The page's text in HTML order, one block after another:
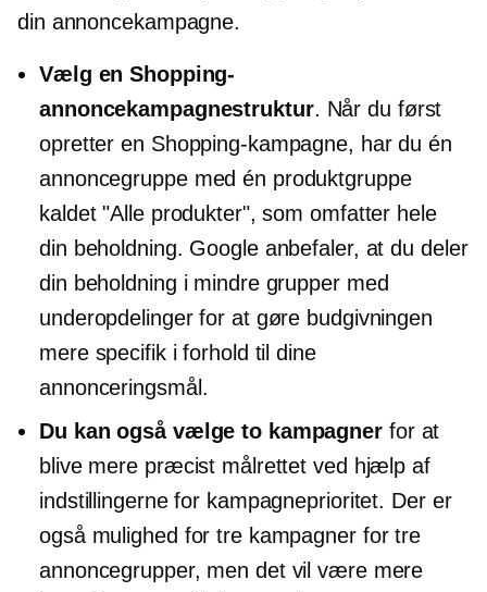
din annoncekampagne.
Vælg en Shopping-
annoncekampagnestruktur. Når du først
opretter en Shopping-kampagne, har du én
annoncegruppe med én produktgruppe
kaldet "Alle produkter", som omfatter hele
din beholdning. Google anbefaler, at du deler
din beholdning i mindre grupper med
underopdelinger for at gøre budgivningen
mere specifik i forhold til dine
annonceringsmål.
Du kan også vælge to kampagner for at
blive mere præcist målrettet ved hjælp af
indstillingerne for kampagneprioritet. Der er
også mulighed for tre kampagner for tre
annoncegrupper, men det vil være mere